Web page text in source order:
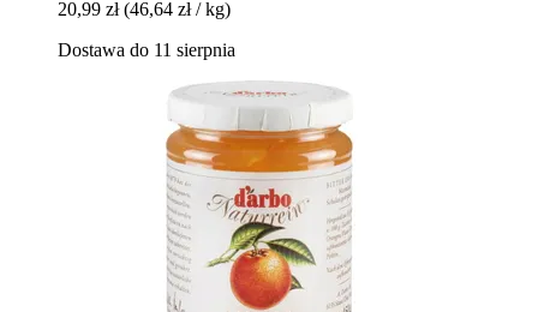
20,99 zł (46,64 zł / kg)
Dostawa do 11 sierpnia